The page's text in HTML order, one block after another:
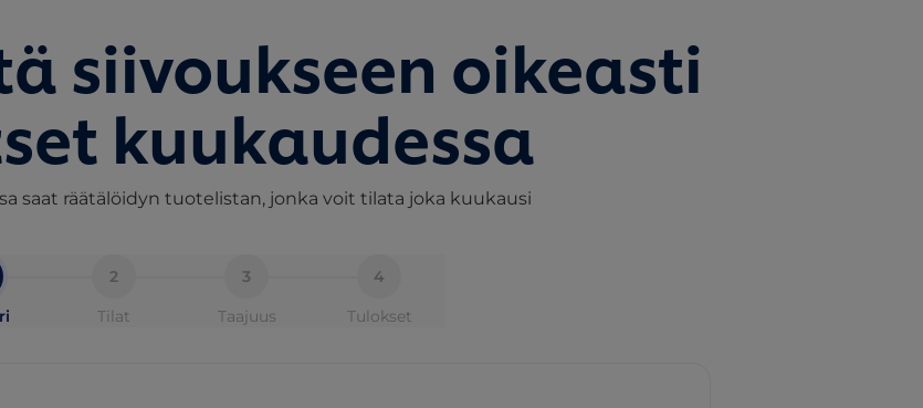
siivoukseen oikeasti
kuukaudessa
saat räätälöidyn tuotelistan, jonka voit tilata joka kuukausi
2
Tilat
3
Taajuus
4
Tulokset